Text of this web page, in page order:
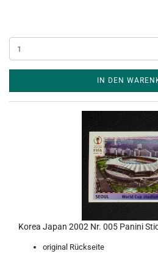
IN DEN
Korea Japan 2002 Nr. 005 Panini
original Rückseite